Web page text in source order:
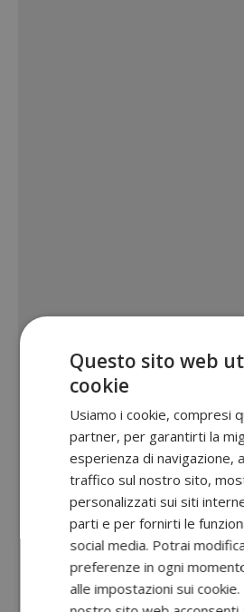
Questo sito web
cookie
Usiamo i cookie, compresi
partner, per garantirti la
esperienza di navigazione,
traffico sul nostro sito,
personalizzati sui siti
parti e per fornirti le
social media. Potrai
preferenze in ogni
alle impostazioni sui